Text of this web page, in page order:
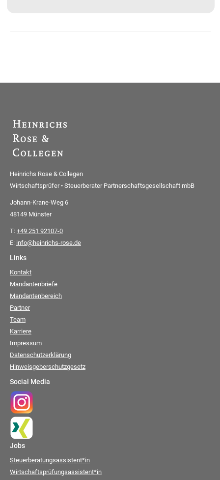
Heinrichs Rose & Collegen
Wirtschaftsprüfer • Steuerberater Partnerschaftsgesellschaft mbB
Johann-Krane-Weg 6
48149 Münster
T: +49 251 92107-0
E: info@heinrichs-rose.de
Links
Kontakt
Mandantenbriefe
Mandantenbereich
Partner
Team
Karriere
Impressum
Datenschutzerklärung
Hinweisgeberschutzgesetz
Social Media
Jobs
Steuerberatungsassistent*in
Wirtschaftsprüfungsassistent*in